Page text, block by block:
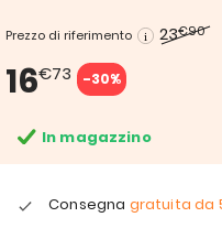
Prezzo di riferimento 23€90
16€73 -30%
In magazzino
Consegna gratuita da